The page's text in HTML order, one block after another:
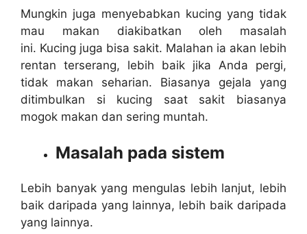
Mungkin juga menyebabkan kucing yang tidak
mau makan diakibatkan oleh masalah
ini. Kucing juga bisa sakit. Malahan ia akan lebih
rentan terserang, lebih baik jika Anda pergi,
tidak makan seharian. Biasanya gejala yang
ditimbulkan si kucing saat sakit biasanya
mogok makan dan sering muntah.
Masalah pada sistem
Lebih banyak yang mengulas lebih lanjut, lebih
baik daripada yang lainnya, lebih baik daripada
yang lainnya.